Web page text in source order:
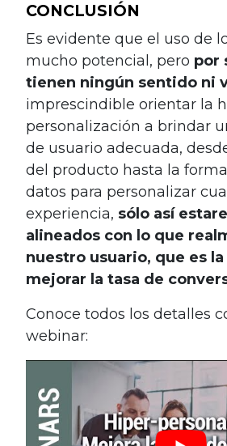
CONCLUSIÓN
Es evidente que el uso de
mucho potencial, pero por
tienen ningún sentido ni
imprescindible orientar la
personalización a brindar
de usuario adecuada,
del producto hasta la
datos para personalizar
experiencia, sólo así
alineados con lo que
nuestro usuario, que es
mejorar la tasa de
Conoce todos los detalles
webinar: